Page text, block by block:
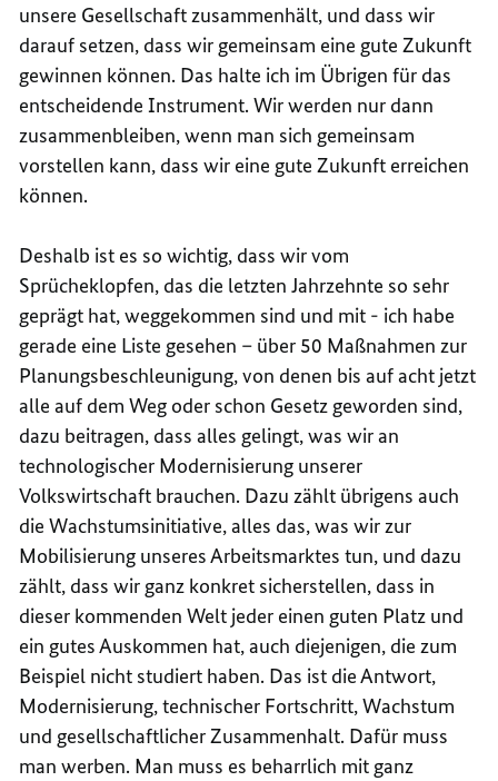
unsere Gesellschaft zusammenhält, und dass wir
darauf setzen, dass wir gemeinsam eine gute Zukunft
gewinnen können. Das halte ich im Übrigen für das
entscheidende Instrument. Wir werden nur dann
zusammenbleiben, wenn man sich gemeinsam
vorstellen kann, dass wir eine gute Zukunft erreichen
können.
Deshalb ist es so wichtig, dass wir vom
Sprücheklopfen, das die letzten Jahrzehnte so sehr
geprägt hat, weggekommen sind und mit - ich habe
gerade eine Liste gesehen – über 50 Maßnahmen zur
Planungsbeschleunigung, von denen bis auf acht jetzt
alle auf dem Weg oder schon Gesetz geworden sind,
dazu beitragen, dass alles gelingt, was wir an
technologischer Modernisierung unserer
Volkswirtschaft brauchen. Dazu zählt übrigens auch
die Wachstumsinitiative, alles das, was wir zur
Mobilisierung unseres Arbeitsmarktes tun, und dazu
zählt, dass wir ganz konkret sicherstellen, dass in
dieser kommenden Welt jeder einen guten Platz und
ein gutes Auskommen hat, auch diejenigen, die zum
Beispiel nicht studiert haben. Das ist die Antwort,
Modernisierung, technischer Fortschritt, Wachstum
und gesellschaftlicher Zusammenhalt. Dafür muss
man werben. Man muss es beharrlich mit ganz